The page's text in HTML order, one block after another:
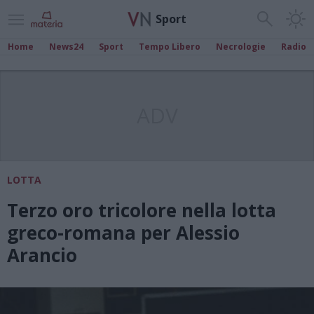
Sport
Home News24 Sport Tempo Libero Necrologie Radio
LOTTA
Terzo oro tricolore nella lotta
greco-romana per Alessio
Arancio